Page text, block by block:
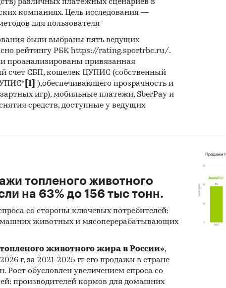
различных платежных сценариев в
компаниях. Цель исследования —
для пользователя
были выбраны пять ведущих
рейтингу РБК https://rating.sportrbc.ru/.
проанализированы привязанная
счет СБП, кошелек ЦУПИС (собственный
[1]
),обеспечивающего прозрачность и
игр), мобильные платежи, SberPay и
средств, доступные у ведущих
топленого животного
на 63% до 156 тыс тонн.
со стороны ключевых потребителей:
животных и мясоперерабатывающих
животного жира в России»,
г, за 2021-2025 гг его продажи в стране
Рост обусловлен увеличением спроса со
производителей кормов для домашних